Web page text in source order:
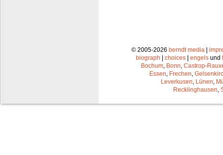
© 2005-2026 berndt media |
biograph | choices | engels und
Bochum Bonn Castrop-
Essen Frechen
Leverkusen Lünen
Recklinghausen